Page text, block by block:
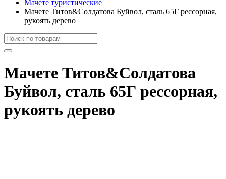
Мачете туристические
Мачете Титов&Солдатова Буйвол, сталь 65Г рессорная,
рукоять дерево
Мачете Титов&Солдатова
Буйвол, сталь 65Г рессорная,
рукоять дерево